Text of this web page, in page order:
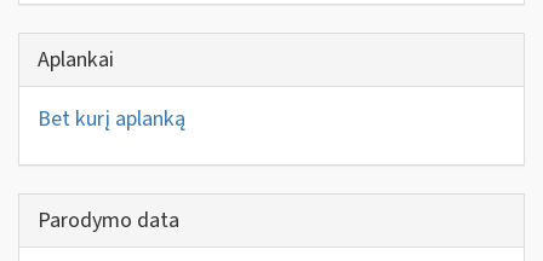
Aplankai
Bet kurį aplanką
Parodymo data